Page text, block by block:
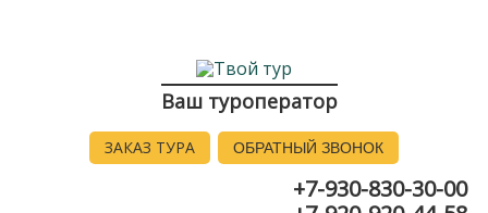
Ваш туроператор
ЗАКАЗ ТУРА ОБРАТНЫЙ ЗВОНОК
+7-930-830-30-00